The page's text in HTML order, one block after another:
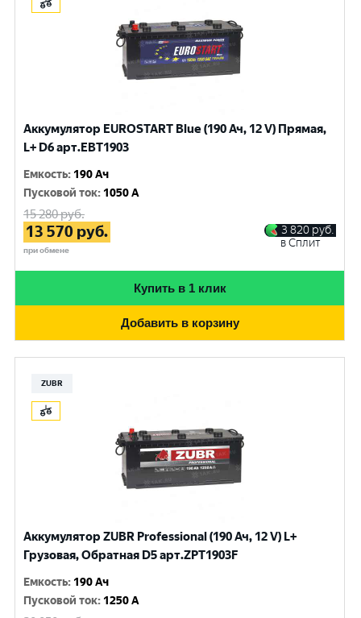
Аккумулятор EUROSTART Blue (190 Ач, 12 V) Прямая,
L+ D6 арт.EBT1903
Емкость: 190 Ач
Пусковой ток: 1050 A
15 280руб.
13 570 руб.
при обмене
3 820 руб.
в Сплит
Купить в 1 клик
Добавить в корзину
ZUBR
Аккумулятор ZUBR Professional (190 Ач, 12 V) L+
Грузовая, Обратная D5 арт.ZPT1903F
Емкость: 190 Ач
Пусковой ток: 1250 A